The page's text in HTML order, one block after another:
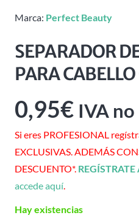
Marca: Perfect Beauty
SEPARADOR
PARA
0,95€ IVA
Si eres PROFESIONAL
EXCLUSIVAS. ADEMÁS
DESCUENTO*.
accede aquí.
Hay existencias